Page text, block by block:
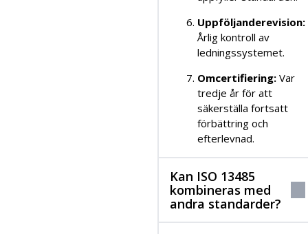
Uppföljanderevision:
Årlig kontroll av
ledningssystemet.
Omcertifiering: Var
tredje år för att
säkerställa fortsatt
förbättring och
efterlevnad.
Kan ISO 13485
kombineras med
andra standarder?